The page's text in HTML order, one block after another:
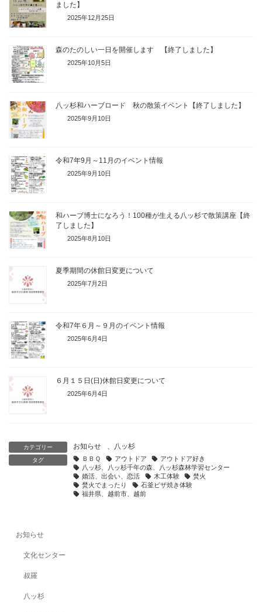
ました】
2025年12月25日
森のたのしい一日を開催します 【終了しました】
2025年10月5日
八ッ杉和ハーブロード 秋の散策イベント【終了しました】
2025年9月10日
令和7年9月～11月のイベント情報
2025年9月10日
和ハーブ博士になろう！100種が生える八ッ杉で散策講座【終
了しました】
2025年8月10日
夏季期間の休館日変更について
2025年7月2日
令和7年６月～９月のイベント情報
2025年6月4日
６月１５日(日)休館日変更について
2025年6月4日
カテゴリー お知らせ 八ッ杉
タグ ＢＢＱ アウトドア
アウトドア好き
八ッ杉、八ッ杉千年の森、八ッ杉森林学習センター
婚活、出会い、恋活
木工体験
焚火
焚火でまったり
石釜ピザ焼き体験
福井県、越前市、越前
お知らせ
文化センター
叔羅
八ッ杉